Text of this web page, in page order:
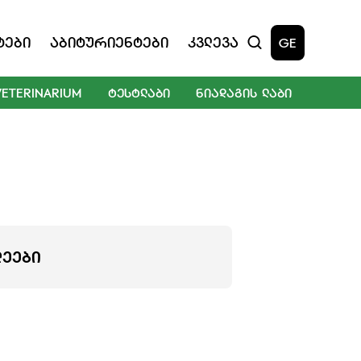
Აბიტურიენტები Კვლევა GE
ᲢᲔᲡᲢᲚᲐᲑᲘ ᲜᲘᲐᲓᲐᲒᲘᲡ ᲚᲐᲑᲘ